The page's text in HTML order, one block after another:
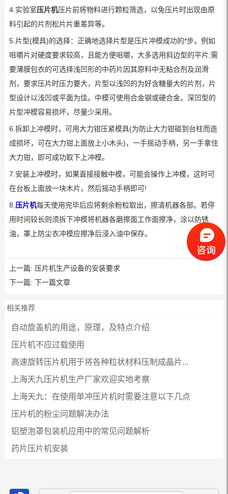
4.实验室压片机压片前将物料进行颗粒筛选，以免压片时出现由原
料引起的片剂松片片重差异等。
5.片型(模具)的选择：正确地选择片型是压片冲模成功的*步。例如
咀嚼片对硬度要求较高，且能方便咀嚼，大多选用斜边型的平片;需
要薄膜包衣的可选择浅凹形的中药片因其原料中无粘合剂及润滑
剂，要求压片时压力要大，片型以浅凹的为好含糖量大的片剂，片
型设计以浅凹或平面为佳。中模可使用合金钢或硬合金。深凹型的
片型冲模容易损坏，尽量少采用。
6.拆卸上冲模时，可用大力钳压紧模具(为防止大力钳碰到台柱而造
成损坏，可在大力钳上面放上小木头)，一手摇动手柄，另一手拿住
大力钳，即可成功取下上冲模。
7.安装上冲模时，如果直接接触中模，可能会操作上冲模，这时可
在台板上面放一块木片，然后摇动手柄即可!
8. 压片机每天使用完毕后应将剩余粉粒取出，擦清机器各部。若停
用时间较长则须拆下冲模将机器各磨擦面工作面擦净，涂以防锈
油，罩上防尘衣冲模应擦净后浸入油中保存。
上一篇: 压片机生产设备的安装要求
下一篇: 下一篇文章
相关推荐
自动旋盖机的用途，原理，及特点介绍
压片机不应过载使用
高速旋转压片机用于将各种粒状材料压制成晶片...
上海天九压片机生产厂家欢迎实地考察
上海天九：在使用单冲压片机时需要注意以下几点
压片机的粉尘问题解决办法
铝塑泡罩包装机应用中的常见问题解析
药片压片机安装